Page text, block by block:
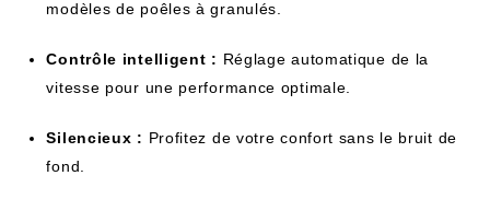
modèles de poêles à granulés.
Contrôle intelligent : Réglage automatique de la
vitesse pour une performance optimale.
Silencieux : Profitez de votre confort sans le bruit de
fond.